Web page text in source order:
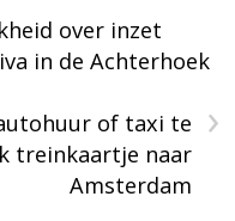
over inzet
in de Achterhoek
›
of taxi te
treinkaartje naar
Amsterdam